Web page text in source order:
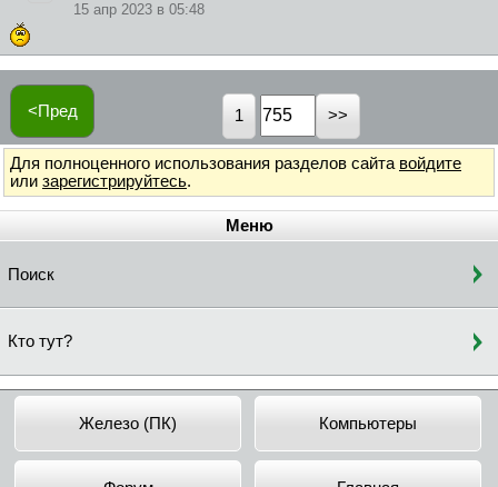
15 апр 2023 в 05:48
<Пред 1
Для полноценного использования разделов сайта войдите
или зарегистрируйтесь.
Меню
Поиск
Кто тут?
Железо (ПК) Компьютеры